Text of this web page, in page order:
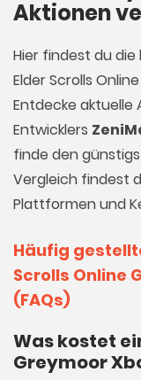
Aktionen
Hier findest du
Elder Scrolls
Entdecke aktuelle
Entwicklers
finde den
Vergleich findest
Plattformen und
Häufig
Scrolls Online
(FAQs)
Was kostet
Greymoor